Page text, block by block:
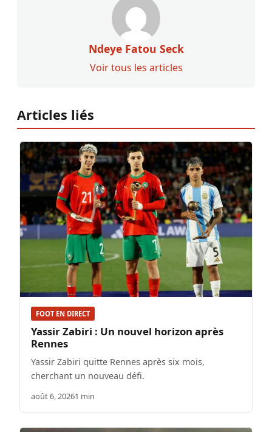
Ndeye Fatou Seck
Voir tous les articles
Articles liés
FOOT EN DIRECT
Yassir Zabiri : Un nouvel horizon après
Rennes
Yassir Zabiri quitte Rennes après six mois,
cherchant un nouveau défi.
août 6, 20261 min